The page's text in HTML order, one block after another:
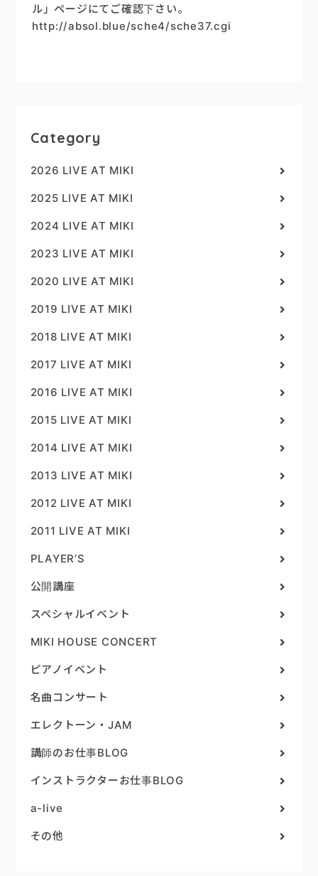
ル」ページにてご確認下さい。
http://absol.blue/sche4/sche37.cgi
Category
2026 LIVE AT MIKI
2025 LIVE AT MIKI
2024 LIVE AT MIKI
2023 LIVE AT MIKI
2020 LIVE AT MIKI
2019 LIVE AT MIKI
2018 LIVE AT MIKI
2017 LIVE AT MIKI
2016 LIVE AT MIKI
2015 LIVE AT MIKI
2014 LIVE AT MIKI
2013 LIVE AT MIKI
2012 LIVE AT MIKI
2011 LIVE AT MIKI
PLAYER’S
公開講座
スペシャルイベント
MIKI HOUSE CONCERT
ピアノイベント
名曲コンサート
エレクトーン・JAM
講師のお仕事BLOG
インストラクターお仕事BLOG
a-live
その他